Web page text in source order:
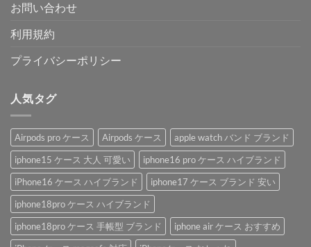
お問い合わせ
利用規約
プライバシーポリシー
人気タグ
Airpods pro ケース Airpods ケース
apple watch バンド ブランド
iphone15 ケース 大人 可愛い
iphone16 pro ケース ハイブランド
iPhone16 ケース ハイブランド
iphone17 ケース ブランド 安い
iphone18pro ケース ハイブランド
iphone18pro ケース 手帳型 ブランド
iphone air ケース おすすめ